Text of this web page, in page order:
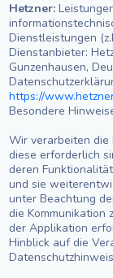
Hetzner:
Dienstleistungen
Dienstanbieter:
Gunzenhausen,
https://
Besondere
Wir verarbeiten
diese erforderlich
deren
und sie
unter Beachtung
die Kommunikation
der Applikation
Hinblick auf die